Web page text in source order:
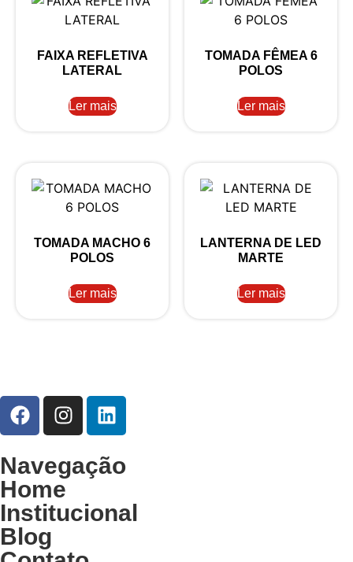
FAIXA REFLETIVA
LATERAL
Ler mais
TOMADA FÊMEA 6
POLOS
Ler mais
TOMADA MACHO 6
POLOS
Ler mais
LANTERNA DE LED
MARTE
Ler mais
Navegação
Home
Institucional
Blog